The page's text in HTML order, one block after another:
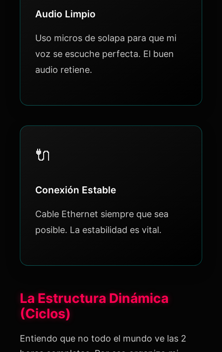
Audio Limpio
Uso micros de solapa para que mi
voz se escuche perfecta. El buen
audio retiene.
🔌
Conexión Estable
Cable Ethernet siempre que sea
posible. La estabilidad es vital.
La Estructura Dinámica
(Ciclos)
Entiendo que no todo el mundo ve las 2